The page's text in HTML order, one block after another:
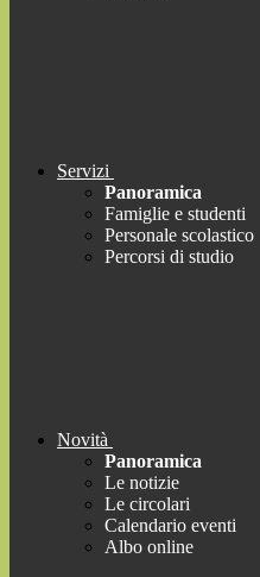
Servizi
Panoramica
Famiglie e studenti
Personale scolastico
Percorsi di studio
Novità
Panoramica
Le notizie
Le circolari
Calendario eventi
Albo online